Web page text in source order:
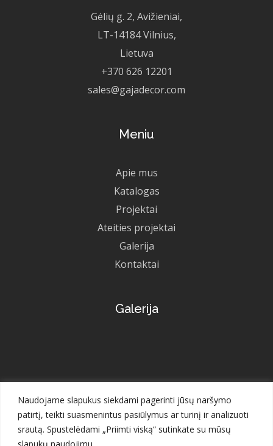
Naudojame slapukus siekdami pagerinti jūsų naršymo
patirtį, teikti suasmenintus pasiūlymus ar turinį ir analizuoti
srautą. Spustelėdami „Priimti viską“ sutinkate su mūsų
slapukų naudojimu.
Gėlių g. 2, Avižieniai,
LT-14184 Vilnius,
Lietuva
+370 626 12201
sales@gajadecor.com
Meniu
Apie mus
Katalogas
Projektai
Ateities projektai
Galerija
Kontaktai
Galerija